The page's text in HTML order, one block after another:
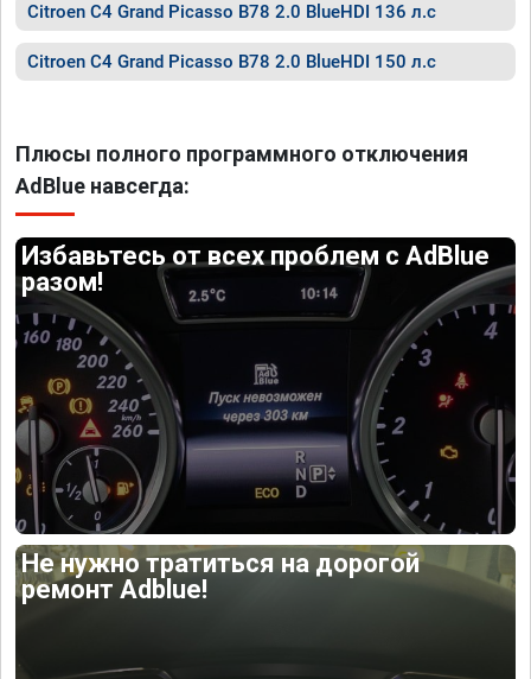
Citroen C4 Grand Picasso B78 2.0 BlueHDI 136 л.с
Citroen C4 Grand Picasso B78 2.0 BlueHDI 150 л.с
Плюсы полного программного отключения
AdBlue навсегда:
Избавьтесь от всех проблем с AdBlue
разом!
Не нужно тратиться на дорогой
ремонт Adblue!